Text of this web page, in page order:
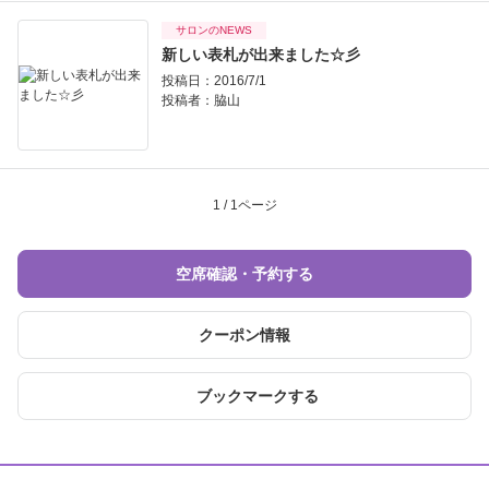
サロンのNEWS
新しい表札が出来ました☆彡
投稿日：2016/7/1
投稿者： 脇山
1 / 1ページ
空席確認・予約する
クーポン情報
ブックマークする